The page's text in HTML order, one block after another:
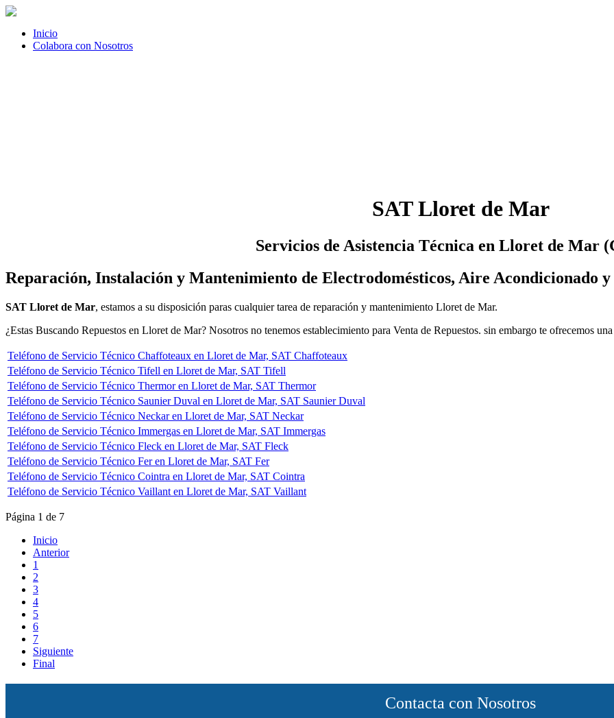
Inicio
Colabora con Nosotros
SAT Lloret de Mar
Servicios de Asistencia Técnica en Lloret de Mar
Reparación, Instalación y Mantenimiento de Electrodomésticos, Aire Acondicionado
SAT Lloret de Mar, estamos a su disposición paras cualquier tarea de reparación y mantenimiento Lloret de Mar.
¿Estas Buscando Repuestos en Lloret de Mar? Nosotros no tenemos establecimiento para Venta de Repuestos. sin embargo te ofrecemos
Teléfono de Servicio Técnico Chaffoteaux en Lloret de Mar, SAT Chaffoteaux
Teléfono de Servicio Técnico Tifell en Lloret de Mar, SAT Tifell
Teléfono de Servicio Técnico Thermor en Lloret de Mar, SAT Thermor
Teléfono de Servicio Técnico Saunier Duval en Lloret de Mar, SAT Saunier Duval
Teléfono de Servicio Técnico Neckar en Lloret de Mar, SAT Neckar
Teléfono de Servicio Técnico Immergas en Lloret de Mar, SAT Immergas
Teléfono de Servicio Técnico Fleck en Lloret de Mar, SAT Fleck
Teléfono de Servicio Técnico Fer en Lloret de Mar, SAT Fer
Teléfono de Servicio Técnico Cointra en Lloret de Mar, SAT Cointra
Teléfono de Servicio Técnico Vaillant en Lloret de Mar, SAT Vaillant
Página 1 de 7
Inicio
Anterior
1
2
3
4
5
6
7
Siguiente
Final
Contacta con Nosotros